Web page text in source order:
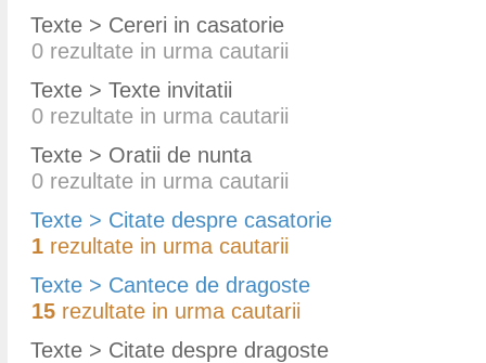
Texte > Cereri in casatorie
0 rezultate in urma cautarii
Texte > Texte invitatii
0 rezultate in urma cautarii
Texte > Oratii de nunta
0 rezultate in urma cautarii
Texte > Citate despre casatorie
1 rezultate in urma cautarii
Texte > Cantece de dragoste
15 rezultate in urma cautarii
Texte > Citate despre dragoste